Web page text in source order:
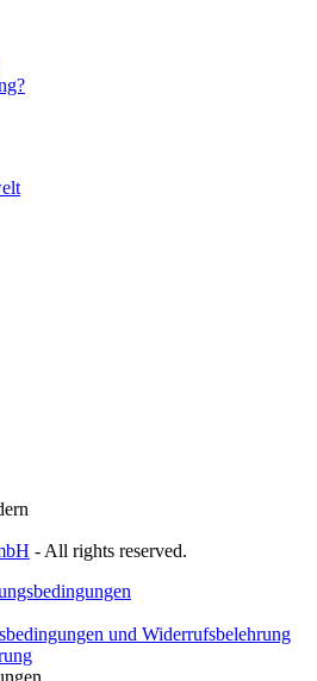
- All rights reserved.
und Widerrufsbelehrung